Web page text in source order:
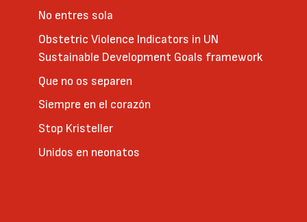
No entres sola
Obstetric Violence Indicators in UN
Sustainable Development Goals framework
Que no os separen
Siempre en el corazón
Stop Kristeller
Unidos en neonatos